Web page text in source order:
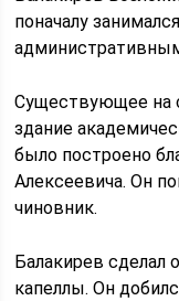
поначалу
Существующее на
здание
было построено
Алексеевича. Он
чиновник.
Балакирев сделал
капеллы. Он